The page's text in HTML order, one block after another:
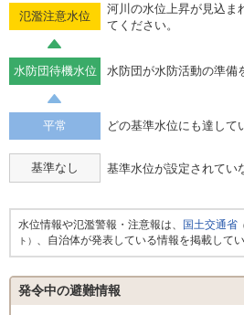
氾濫注意水位
河川の水位上昇が見込ま
てください。
水防団待機水位 水防団が水防活動の準備
平常 どの基準水位にも達して
基準なし 基準水位が設定されてい
水位情報や氾濫警報・注意報は、 国土交通省
ト） 、自治体が発表している情報を掲載してい
発令中の避難情報